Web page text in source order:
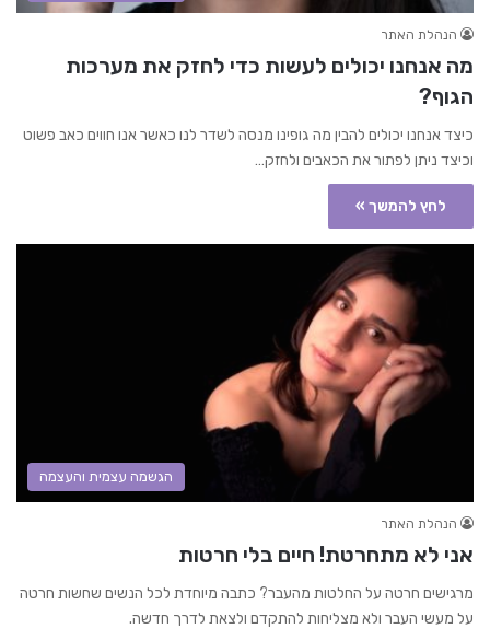
הנהלת האתר
מה אנחנו יכולים לעשות כדי לחזק את מערכות
הגוף?
כיצד אנחנו יכולים להבין מה גופינו מנסה לשדר לנו כאשר אנו חווים כאב פשוט
וכיצד ניתן לפתור את הכאבים ולחזק…
לחץ להמשך »
הגשמה עצמית והעצמה
הנהלת האתר
אני לא מתחרטת! חיים בלי חרטות
מרגישים חרטה על החלטות מהעבר? כתבה מיוחדת לכל הנשים שחשות חרטה
על מעשי העבר ולא מצליחות להתקדם ולצאת לדרך חדשה.